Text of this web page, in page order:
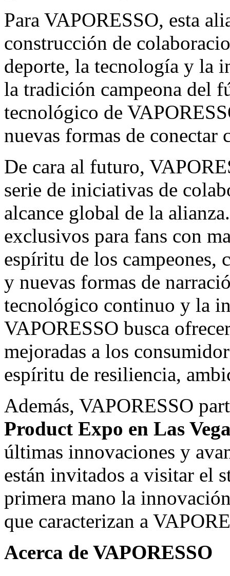
Para VAPORESSO, esta
construcción de
deporte, la tecnología y la
la tradición campeona del
tecnológico de
nuevas formas de
De cara al futuro,
serie de iniciativas de
alcance global de la
exclusivos para fans con
espíritu de los campeones,
y nuevas formas de
tecnológico continuo y la
VAPORESSO busca
mejoradas a los
espíritu de resiliencia,
Además, VAPORESSO
Product Expo en Las
últimas innovaciones y
están invitados a visitar el
primera mano la
que caracterizan a
Acerca de VAPORESSO